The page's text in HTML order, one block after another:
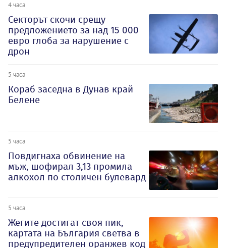
4 часа
Секторът скочи срещу
предложението за над 15 000
евро глоба за нарушение с
дрон
5 часа
Кораб заседна в Дунав край
Белене
5 часа
Повдигнаха обвинение на
мъж, шофирал 3,13 промила
алкохол по столичен булевард
5 часа
Жегите достигат своя пик,
картата на България светва в
предупредителен оранжев код